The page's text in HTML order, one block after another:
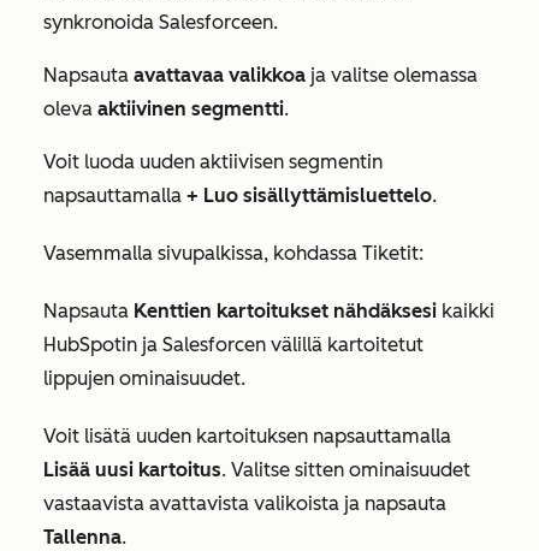
synkronoida Salesforceen.
Napsauta avattavaa valikkoa ja valitse olemassa
oleva aktiivinen segmentti.
Voit luoda uuden aktiivisen segmentin
napsauttamalla + Luo sisällyttämisluettelo.
Vasemmalla sivupalkissa, kohdassa Tiketit:
Napsauta Kenttien kartoitukset nähdäksesi kaikki
HubSpotin ja Salesforcen välillä kartoitetut
lippujen ominaisuudet.
Voit lisätä uuden kartoituksen napsauttamalla
Lisää uusi kartoitus. Valitse sitten ominaisuudet
vastaavista avattavista valikoista ja napsauta
Tallenna.